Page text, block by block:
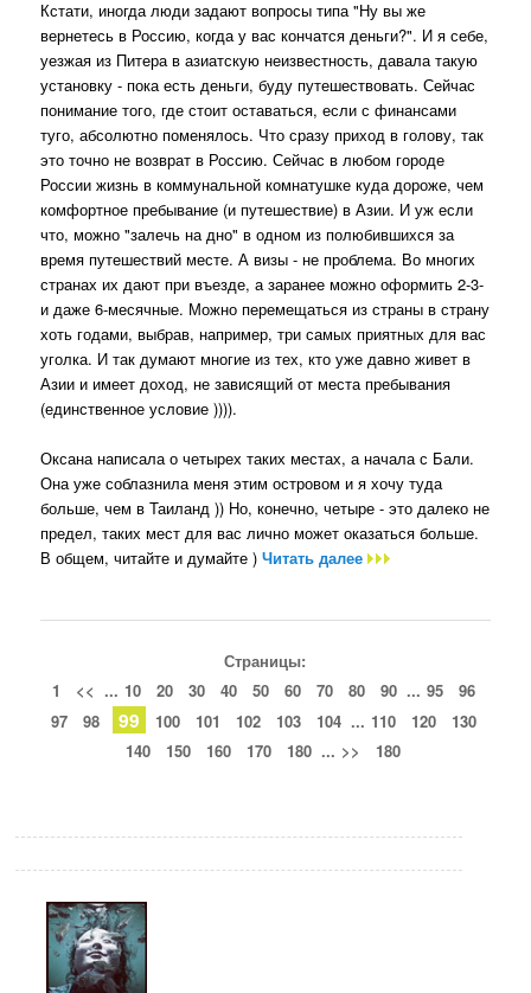
Кстати, иногда люди задают вопросы типа "Ну вы же
вернетесь в Россию, когда у вас кончатся деньги?". И я себе,
уезжая из Питера в азиатскую неизвестность, давала такую
установку - пока есть деньги, буду путешествовать. Сейчас
понимание того, где стоит оставаться, если с финансами
туго, абсолютно поменялось. Что сразу приход в голову, так
это точно не возврат в Россию. Сейчас в любом городе
России жизнь в коммунальной комнатушке куда дороже, чем
комфортное пребывание (и путешествие) в Азии. И уж если
что, можно "залечь на дно" в одном из полюбившихся за
время путешествий месте. А визы - не проблема. Во многих
странах их дают при въезде, а заранее можно оформить 2-3-
и даже 6-месячные. Можно перемещаться из страны в страну
хоть годами, выбрав, например, три самых приятных для вас
уголка. И так думают многие из тех, кто уже давно живет в
Азии и имеет доход, не зависящий от места пребывания
(единственное условие )))).
Оксана написала о четырех таких местах, а начала с Бали.
Она уже соблазнила меня этим островом и я хочу туда
больше, чем в Таиланд )) Но, конечно, четыре - это далеко не
предел, таких мест для вас лично может оказаться больше.
В общем, читайте и думайте )Читать далее
Страницы:
1
<< ... 10 20 30 40 50 60 70 80 90 ... 95
96
97
98 99 100 101 102 103 104 ... 110 120
130
140
150 160 170 180 ... >> 180